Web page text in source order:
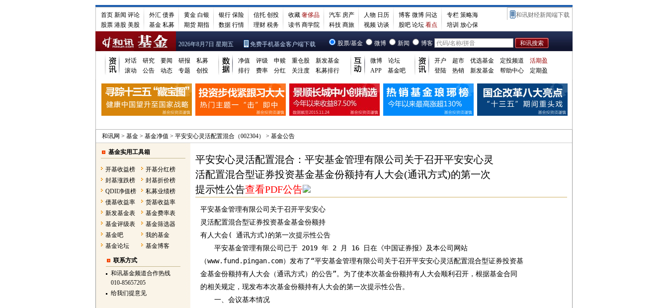
首页 新闻 评论
股票 港股 美股
外汇 债券
基金 私募
黄金 白银
期货 期指
银行 保险
数据 行情
信托 创投
理财 税务
收藏 奢侈品
读书 商学院
汽车 房产
科技 商旅
人物 日历
视频 访谈
博客 微博 问达
股吧 论坛 看点
专栏 策略海
培训 放心保
和讯财经新闻端下载
2026年8月7日 星期五 免费手机基金客户端下载 股票/基金 微博 新闻 博客
对话 研究 要闻 研报
私募
滚动
公告 动态 专题 创投
净值 评级 申赎 重仓股
新发基金
排行
费率 分红 关注度 私募排行
微博
论坛
APP
基金吧
开户 超市 优选基金 定投频道
活期盈
登陆
热销 新发基金 帮助中心 定期盈
和讯网 > 基金 > 基金净值 > 平安安心灵活配置混合（002304） > 基金公告
基金实用工具箱
开基收益榜
开基分红榜
封基涨跌榜
封基折价榜
QDII净值榜
私募业绩榜
债基收益率
货基收益率
新发基金表
基金费率表
基金评级表
基金筛选器
基金吧
我的基金
基金论坛
基金博客
联系方式
和讯基金频道合作热线
010-85657205
给我们提意见
平安安心灵活配置混合：平安基金管理有限公司关于召开平安安心灵
活配置混合型证券投资基金基金份额持有人大会(通讯方式)的第一次
提示性公告查看PDF公告
平安基金管理有限公司关于召开平安安心
灵活配置混合型证券投资基金基金份额持
有人大会( 通讯方式)的第一次提示性公告
平安基金管理有限公司已于 2019 年 2 月 16 日在《中国证券报》及本公司网站
（www.fund.pingan.com）发布了“平安基金管理有限公司关于召开平安安心灵活配置混合型证券投资基
金基金份额持有人大会（通讯方式）的公告”。为了使本次基金份额持有人大会顺利召开，根据基金合同
的相关规定，现发布本次基金份额持有人大会的第一次提示性公告。
一、会议基本情况